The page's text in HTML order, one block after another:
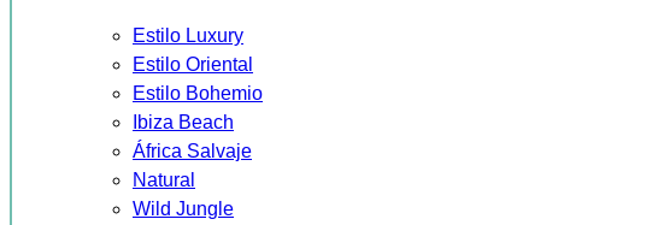
Estilo Luxury
Estilo Oriental
Estilo Bohemio
Ibiza Beach
África Salvaje
Natural
Wild Jungle